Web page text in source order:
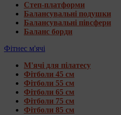
Степ-платформи
Балансувальні подушки
Балансувальні півсфери
Баланс борди
Фітнес м'ячі
М'ячі для пілатесу
Фітболи 45 см
Фітболи 55 см
Фітболи 65 см
Фітболи 75 см
Фітболи 85 см